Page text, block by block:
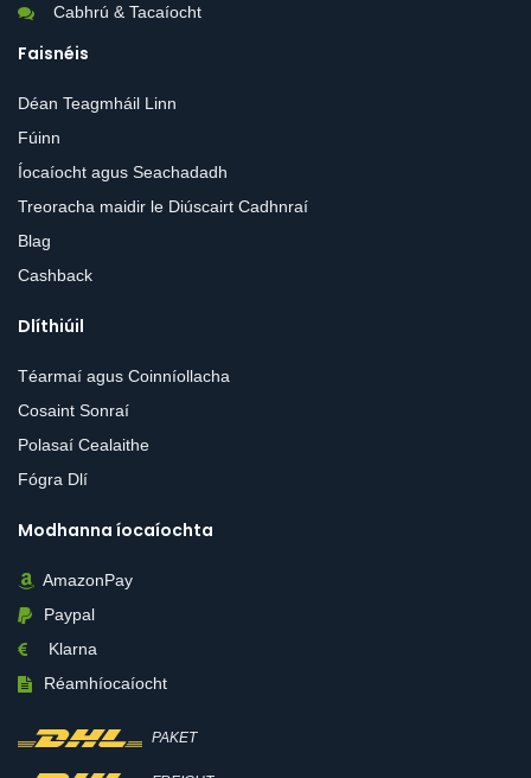
Cabhrú & Tacaíocht
Faisnéis
Déan Teagmháil Linn
Fúinn
Íocaíocht agus Seachadadh
Treoracha maidir le Diúscairt Cadhnraí
Blag
Cashback
Dlíthiúil
Téarmaí agus Coinníollacha
Cosaint Sonraí
Polasaí Cealaithe
Fógra Dlí
Modhanna íocaíochta
AmazonPay
Paypal
Klarna
Réamhíocaíocht
PAKET